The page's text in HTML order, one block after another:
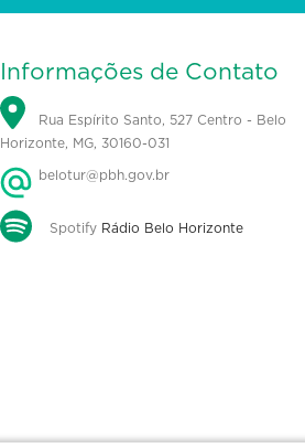
Informações de Contato
Rua Espírito Santo, 527 Centro - Belo
Horizonte, MG, 30160-031
belotur@pbh.gov.br
Spotify Rádio Belo Horizonte